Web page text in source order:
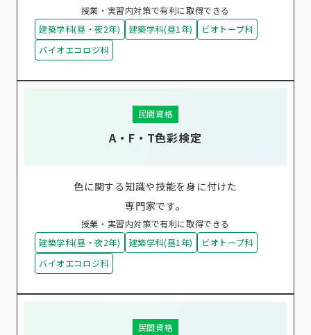
授業・実習内対策で有利に取得できる
建築学科(昼・夜2年) 建築学科(昼1年)
ビオトープ科
バイオエコロジ科
民間資格
A・F・T色彩検定
色に関する知識や技能を身に付けた
専門家です。
授業・実習内対策で有利に取得できる
建築学科(昼・夜2年) 建築学科(昼1年)
ビオトープ科
バイオエコロジ科
民間資格